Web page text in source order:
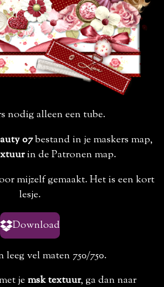
nodig alleen een tube.
07bestand in je maskers map,
in de Patronen map.
mijzelf gemaakt. Het is een kort
lesje.
Download
leeg vel maten 750/750.
je msk textuur, ga dan naar